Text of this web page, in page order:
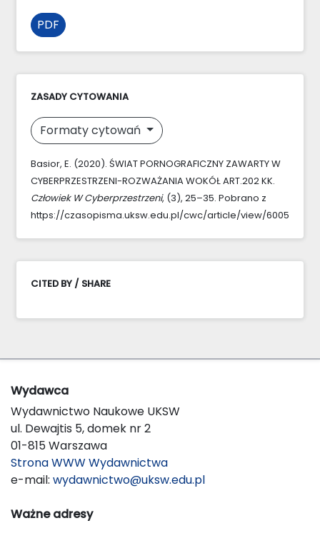
PDF
ZASADY CYTOWANIA
Formaty cytowań
Basior, E. (2020). ŚWIAT PORNOGRAFICZNY ZAWARTY W
CYBERPRZESTRZENI-ROZWAŻANIA WOKÓŁ ART.202 KK.
Człowiek W Cyberprzestrzeni, (3), 25–35. Pobrano z
https://czasopisma.uksw.edu.pl/cwc/article/view/6005
CITED BY / SHARE
Wydawca
Wydawnictwo Naukowe UKSW
ul. Dewajtis 5, domek nr 2
01-815 Warszawa
Strona WWW Wydawnictwa
e-mail: wydawnictwo@uksw.edu.pl
Ważne adresy